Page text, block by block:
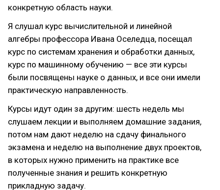
конкретную область науки.
Я слушал курс вычислительной и линейной
алгебры профессора Ивана Оселедца, посещал
курс по системам хранения и обработки данных,
курс по машинному обучению — все эти курсы
были посвящены науке о данных, и все они имели
практическую направленность.
Курсы идут один за другим: шесть недель мы
слушаем лекции и выполняем домашние задания,
потом нам дают неделю на сдачу финального
экзамена и неделю на выполнение двух проектов,
в которых нужно применить на практике все
полученные знания и решить конкретную
прикладную задачу.